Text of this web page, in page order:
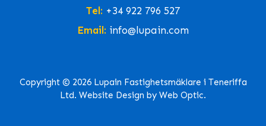
Tel: +34 922 796 527
Email: info@lupain.com
Copyright © 2026 Lupain Fastighetsmäklare i Teneriffa
Ltd. Website Design by Web Optic.